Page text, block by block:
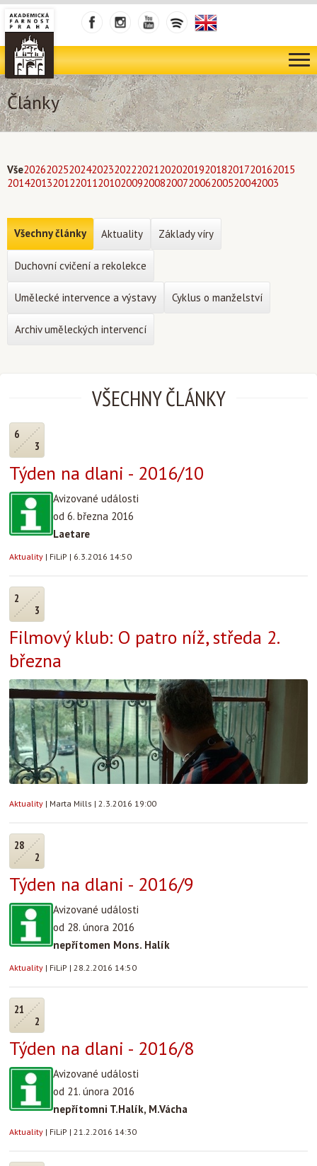
Články
Vše202620252024202320222021202020192018201720162015
201420132012201120102009200820072006200520042003
VŠECHNY ČLÁNKY
6
3
Týden na dlani - 2016/10
Avizované události
od 6. března 2016
Laetare
Aktuality | FiLiP | 6.3.2016 14:50
2
3
Filmový klub: O patro níž, středa 2.
března
Aktuality | Marta Mills | 2.3.2016 19:00
28
2
Týden na dlani - 2016/9
Avizované události
od 28. února 2016
nepřítomen Mons. Halík
Aktuality | FiLiP | 28.2.2016 14:50
21
2
Týden na dlani - 2016/8
Avizované události
od 21. února 2016
nepřítomni T.Halík, M.Vácha
Aktuality | FiLiP | 21.2.2016 14:30
Všechny články Aktuality Základy víry
Duchovní cvičení a rekolekce
Umělecké intervence a výstavy Cyklus o manželství
Archiv uměleckých intervencí